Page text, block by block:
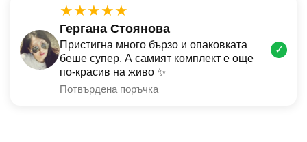
★★★★★
Гергана Стоянова
Пристигна много бързо и опаковката
беше супер. А самият комплект е още
по-красив на живо ✨
Потвърдена поръчка
✓